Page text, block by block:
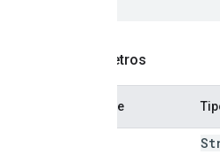
Parámetros
Nombre